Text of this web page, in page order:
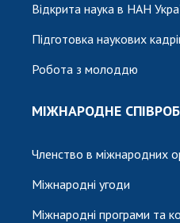
Відкрита наука в НАН
Підготовка наукових
Робота з молоддю
МІЖНАРОДНЕ
Членство в міжнародних
Міжнародні угоди
Міжнародні програми та